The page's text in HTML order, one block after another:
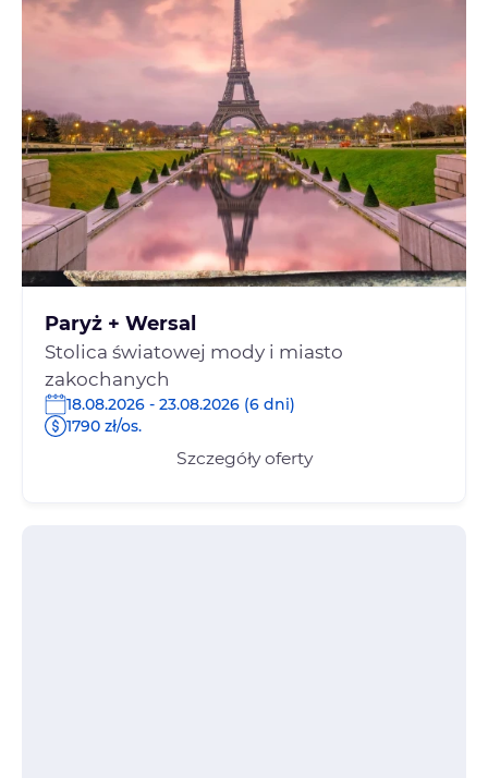
Paryż + Wersal
Stolica światowej mody i miasto
zakochanych
18.08.2026 - 23.08.2026 (6 dni)
1790 zł/os.
Szczegóły oferty